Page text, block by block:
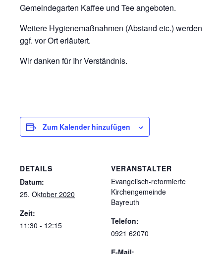
Gemeindegarten Kaffee und Tee angeboten.
Weitere Hygienemaßnahmen (Abstand etc.) werden
ggf. vor Ort erläutert.
Wir danken für Ihr Verständnis.
Zum Kalender hinzufügen
DETAILS
Datum:
25. Oktober 2020
Zeit:
11:30 - 12:15
VERANSTALTER
Evangelisch-reformierte
Kirchengemeinde
Bayreuth
Telefon:
0921 62070
E-Mail: